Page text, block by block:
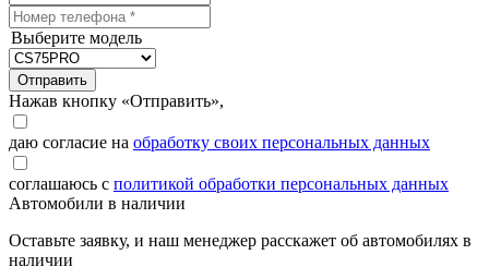
Выберите модель
Отправить
Нажав кнопку «Отправить»,
даю согласие на обработку своих персональных данных
соглашаюсь с политикой обработки персональных данных
Автомобили в наличии
Оставьте заявку, и наш менеджер расскажет об автомобилях в
наличии